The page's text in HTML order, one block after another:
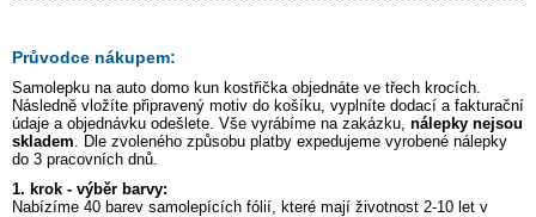
Průvodce nákupem:
Samolepku na auto domo kun kostřičkaobjednáte ve třech krocích.
Následně vložíte připravený motiv do košíku, vyplníte dodací a fakturační
údaje a objednávku odešlete. Vše vyrábíme na zakázku, nálepky nejsou
skladem. Dle zvoleného způsobu platby expedujeme vyrobené nálepky
do 3 pracovních dnů.
1. krok - výběr barvy:
Nabízíme 40 barev samolepících fólií, které mají životnost 2-10 let v